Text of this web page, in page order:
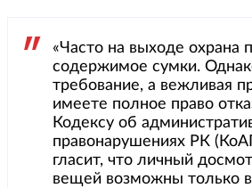
«Часто на выходе охрана
содержимое сумки.
требование, а вежливая
имеете полное право
Кодексу об
правонарушениях РК
гласит, что личный
вещей возможны только в